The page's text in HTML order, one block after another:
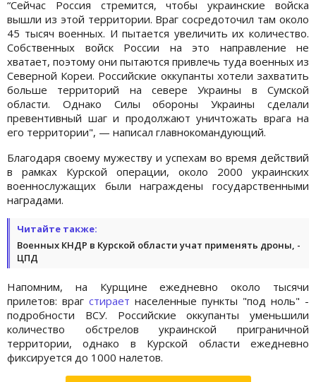
“Сейчас Россия стремится, чтобы украинские войска
вышли из этой территории. Враг сосредоточил там около
45 тысяч военных. И пытается увеличить их количество.
Собственных войск России на это направление не
хватает, поэтому они пытаются привлечь туда военных из
Северной Кореи. Российские оккупанты хотели захватить
больше территорий на севере Украины в Сумской
области. Однако Силы обороны Украины сделали
превентивный шаг и продолжают уничтожать врага на
его территории", — написал главнокомандующий.
Благодаря своему мужеству и успехам во время действий
в рамках Курской операции, около 2000 украинских
военнослужащих были награждены государственными
наградами.
Читайте также:
Военных КНДР в Курской области учат применять дроны, -
ЦПД
Напомним, на Курщине ежедневно около тысячи
прилетов: враг стирает населенные пункты "под ноль" -
подробности ВСУ. Российские оккупанты уменьшили
количество обстрелов украинской приграничной
территории, однако в Курской области ежедневно
фиксируется до 1000 налетов.